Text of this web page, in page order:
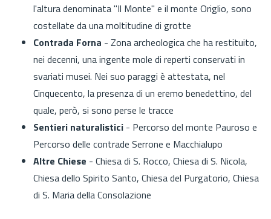
l'altura denominata "Il Monte" e il monte Origlio, sono
costellate da una moltitudine di grotte
Contrada Forna - Zona archeologica che ha restituito,
nei decenni, una ingente mole di reperti conservati in
svariati musei. Nei suo paraggi è attestata, nel
Cinquecento, la presenza di un eremo benedettino, del
quale, però, si sono perse le tracce
Sentieri naturalistici - Percorso del monte Pauroso e
Percorso delle contrade Serrone e Macchialupo
Altre Chiese - Chiesa di S. Rocco, Chiesa di S. Nicola,
Chiesa dello Spirito Santo, Chiesa del Purgatorio, Chiesa
di S. Maria della Consolazione